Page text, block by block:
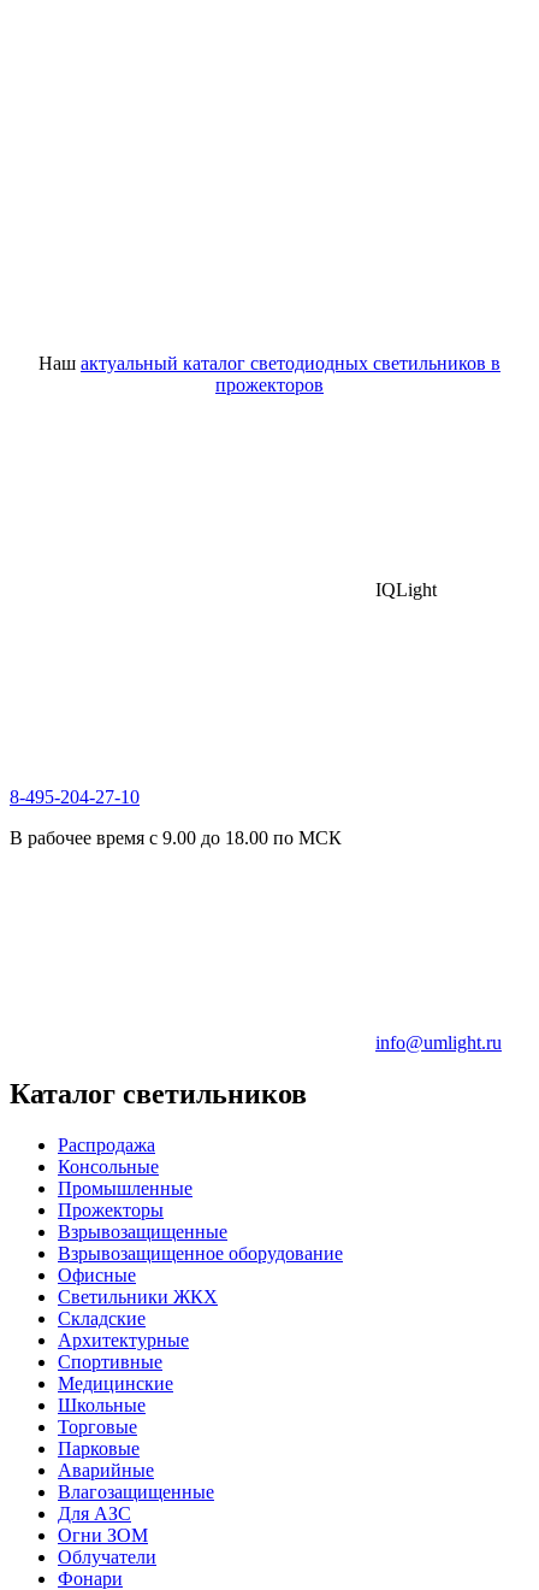
Наш актуальный каталог светодиодных светильников в
прожекторов
IQLight
8-495-204-27-10
В рабочее время с 9.00 до 18.00 по МСК
info@umlight.ru
Каталог светильников
Распродажа
Консольные
Промышленные
Прожекторы
Взрывозащищенные
Взрывозащищенное оборудование
Офисные
Cветильники ЖКХ
Складские
Архитектурные
Спортивные
Медицинские
Школьные
Торговые
Парковые
Аварийные
Влагозащищенные
Для АЗС
Огни ЗОМ
Облучатели
Фонари